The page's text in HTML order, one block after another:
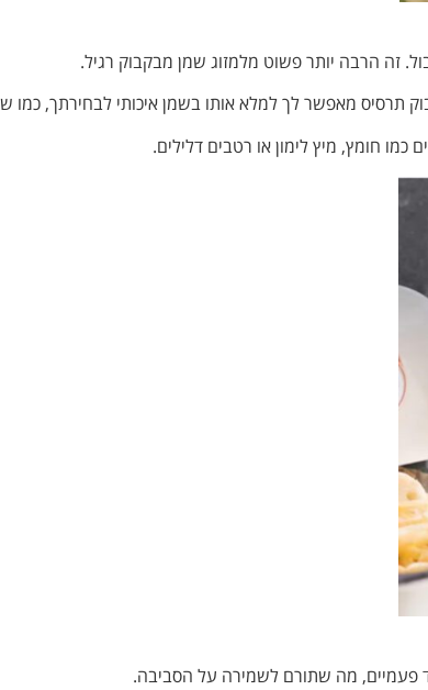
זה הרבה יותר פשוט מלמזוג שמן מבקבוק רגיל.
תרסיס מאפשר לך למלא אותו בשמן איכותי לבחירתך, כמו
חומץ, מיץ לימון או רטבים דלילים.
פעמיים, מה שתורם לשמירה על הסביבה.